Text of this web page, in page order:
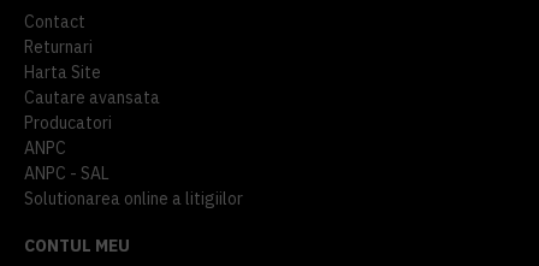
Contact
Returnari
Harta Site
Cautare avansata
Producatori
ANPC
ANPC - SAL
Solutionarea online a litigiilor
CONTUL MEU